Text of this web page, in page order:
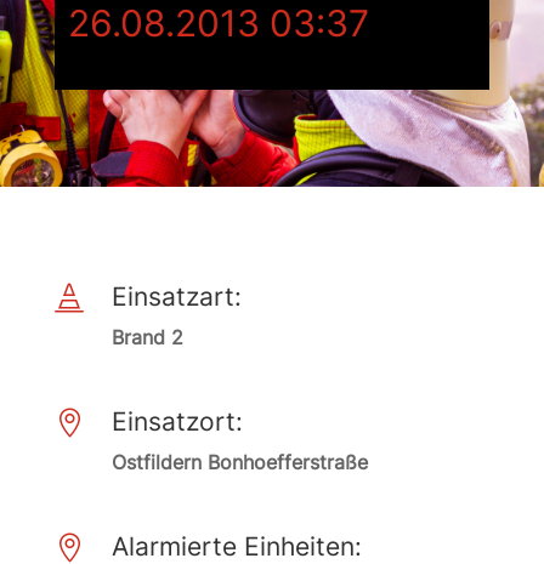
26.08.2013 03:37
 Einsatzart:
Brand 2
 Einsatzort:
Ostfildern Bonhoefferstraße
 Alarmierte Einheiten: